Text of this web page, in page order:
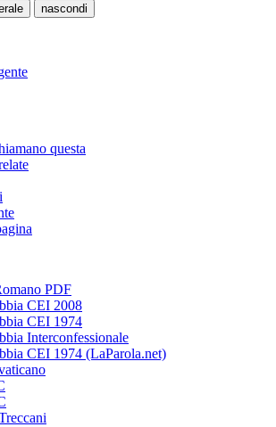
nascondi
questa
PDF
CEI 2008
CEI 1974
Interconfessionale
CEI 1974 (LaParola.net)